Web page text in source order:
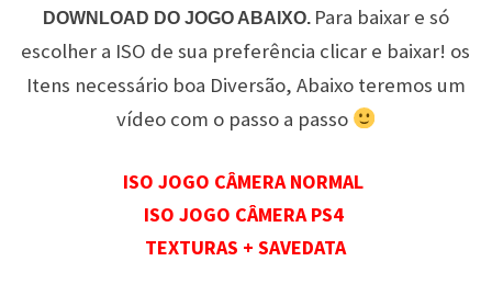
DOWNLOAD DO JOGO ABAIXO. Para baixar e só
escolher a ISO de sua preferência clicar e baixar! os
Itens necessário boa Diversão, Abaixo teremos um
vídeo com o passo a passo
ISO JOGO CÂMERA NORMAL
ISO JOGO CÂMERA PS4
TEXTURAS + SAVEDATA